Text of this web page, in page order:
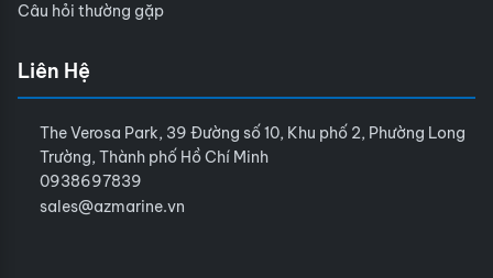
Câu hỏi thường gặp
Liên Hệ
The Verosa Park, 39 Đường số 10, Khu phố 2, Phường Long
Trường, Thành phố Hồ Chí Minh
0938697839
sales@azmarine.vn